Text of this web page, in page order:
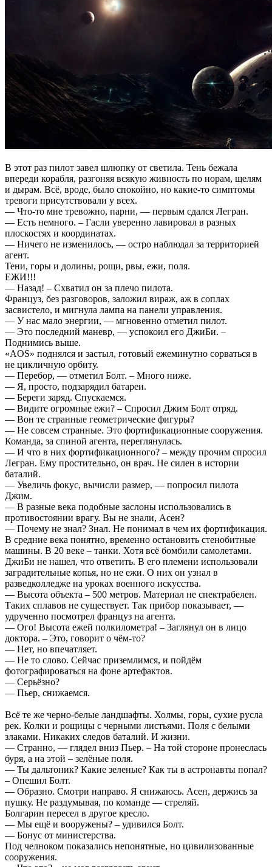
В этот раз пилот завел шлюпку от светила. Тень бежала
впереди корабля, разгоняя всякую живность по норам, щелям
и дырам. Всё, вроде, было спокойно, но какие-то симптомы
тревоги присутствовали у всех.
— Что-то мне тревожно, парни, — первым сдался Легран.
— Есть немного. – Гасли уверенно лавировал в разных
плоскостях и координатах.
— Ничего не изменилось, — остро наблюдал за территорией
агент.
Тени, горы и долины, рощи, рвы, ежи, поля.
ЕЖИ!!!
— Назад! – Схватил он за плечо пилота.
Француз, без разговоров, заложил вираж, аж в соплах
засвистело, и мигнула лампа на панели управления.
— У нас мало энергии, — мгновенно отметил пилот.
— Это последний маневр, — успокоил его ДжиБи. –
Поднимись выше.
«AOS» поднялся и застыл, готовый ежеминутно сорваться в
не цикличную орбиту.
— Перебор, — отметил Болт. – Много ниже.
— Я, просто, подзарядил батареи.
— Береги заряд. Спускаемся.
— Видите огромные ежи? – Спросил Джим Болт отряд.
— Вон те странные геометрические фигуры?
— Не совсем странные. Это фортификационные сооружения.
Команда, за спиной агента, переглянулась.
— И что в них фортификационного? – между прочим спросил
Легран. Ему простительно, он врач. Не силен в истории
баталий.
— Увеличь фокус, вычисли размер, — попросил пилота
Джим.
— В разные века подобные заслоны использовались в
противостоянии врагу. Вы не знали, Асен?
— Почему не знал? Знал. Не понимал в чем их фортификация.
В средние века понятно, временно остановить стенобитные
машины. В 20 веке – танки. Хотя всё бомбили самолетами.
ДжиБи не нашел, что ответить. В его племени использовали
заградительные копья, но не ежи. О них он узнал в
разведколледже на уроках военного искусства.
— Высота объекта – 500 метров. Материал не спектрабелен.
Таких сплавов не существует. Так прибор показывает, —
удрученно посмотрел француз на агента.
— Ого! Высота ежей полкилометра! – Заглянул он в лицо
доктора. – Это, говорит о чём-то?
— Нет, но впечатляет.
— Не то слово. Сейчас приземлимся, и пойдём
фотографироваться на фоне артефактов.
— Серьёзно?
— Пьер, снижаемся.
Всё те же черно-белые ландшафты. Холмы, горы, сухие русла
рек. Колки и рощицы с черными листьями. Поля с белыми
злаками. Никаких следов баталий. И жизни.
— Странно, — глядел вниз Пьер. – На той стороне пронеслась
буря, а на этой – зелёные поля.
— Ты дальтоник? Какие зеленые? Как ты в астронавты попал?
– Опешил Болт.
— Образно. Смотри направо. Я снижаюсь. Асен, держись за
пушку. Не раздумывая, по команде — стреляй.
Болгарин пересел в другое кресло.
— Мы ещё и вооружены? – удивился Болт.
— Бонус от министерства.
Под челноком показались непонятные, но цивилизованные
сооружения.